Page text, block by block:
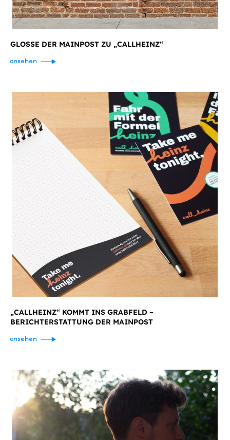
GLOSSE DER MAINPOST ZU „CALLHEINZ“
ansehen
„CALLHEINZ“ KOMMT INS GRABFELD –
BERICHTERSTATTUNG DER MAINPOST
ansehen